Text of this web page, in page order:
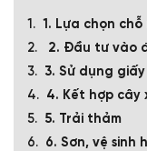
1. Lựa chọn
2. Đầu tư vào
3. Sử dụng
4. Kết hợp cây
5. Trải thảm
6. Sơn, vệ sinh